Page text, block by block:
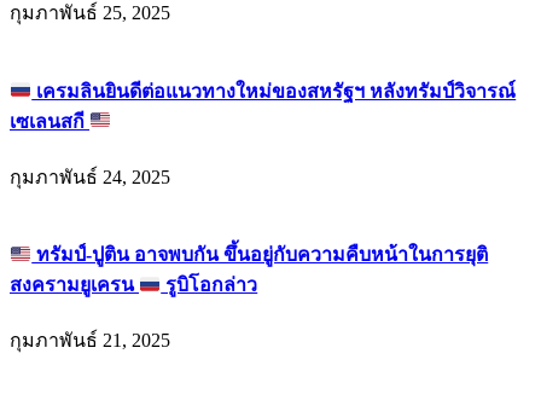
กุมภาพันธ์ 25, 2025
เครมลินยินดีต่อแนวทางใหม่ของสหรัฐฯ หลังทรัมป์วิจารณ์
เซเลนสกี
กุมภาพันธ์ 24, 2025
ทรัมป์-ปูติน อาจพบกัน ขึ้นอยู่กับความคืบหน้าในการยุติ
สงครามยูเครน
รูบิโอกล่าว
กุมภาพันธ์ 21, 2025